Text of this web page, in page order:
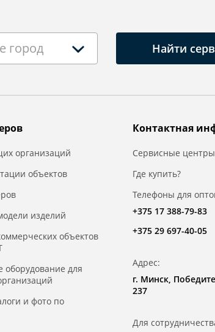
город Найти
организаций
объектов
изделий
объектов
оборудование для
и фото по
Контактная
Сервисные центры
Где купить?
Телефоны для
+375 17 388-79-83
+375 29 697-40-05
Адрес:
г. Минск,
237
Для